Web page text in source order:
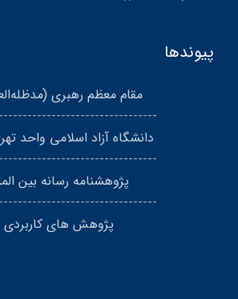
پیوندها
مقام معظم رهبری
دانشگاه آزاد اسلامی واحد
پژوهشنامه رسانه بین
پژوهش های کاربردی